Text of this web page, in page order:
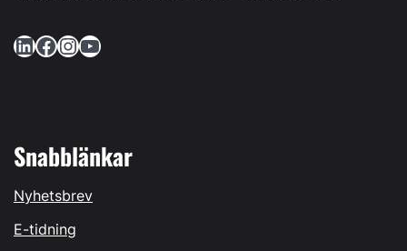
LinkedIn Facebook InstagramYouTube
Snabblänkar
Nyhetsbrev
E-tidning